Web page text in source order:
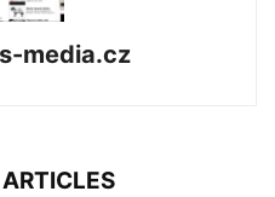
media.cz